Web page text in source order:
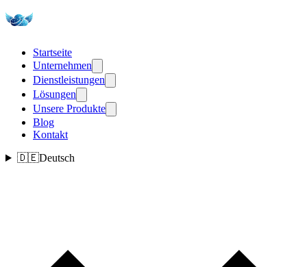
Startseite
Unternehmen
Dienstleistungen
Lösungen
Unsere Produkte
Blog
Kontakt
🇩🇪Deutsch